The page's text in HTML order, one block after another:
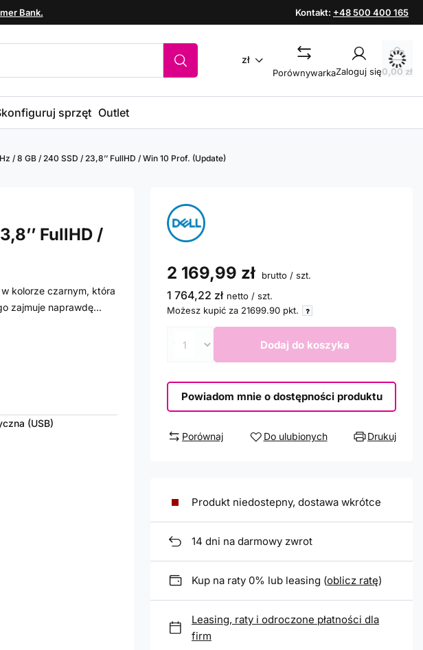
Bank. Kontakt: +48 500 400 165
zł
PorównywarkaZaloguj się0,00 zł
sprzęt Outlet
/ 8 GB / 240 SSD / 23,8’’ FullHD / Win 10 Prof. (Update)
FullHD /
w kolorze czarnym, która
zajmuje naprawdę...
(USB)
2 169,99 zł brutto / szt.
1 764,22 zł netto / szt.
Możesz kupić za 21699.90 pkt.
Dodaj do koszyka
Powiadom mnie o dostępności produktu
Porównaj Do ulubionych Drukuj
Produkt niedostepny, dostawa wkrótce
14 dni na darmowy zwrot
Kup na raty 0% lub leasing (oblicz ratę)
Leasing, raty i odroczone płatności dla
firm